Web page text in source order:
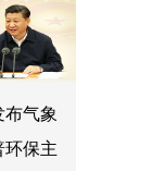
布气象
环保主